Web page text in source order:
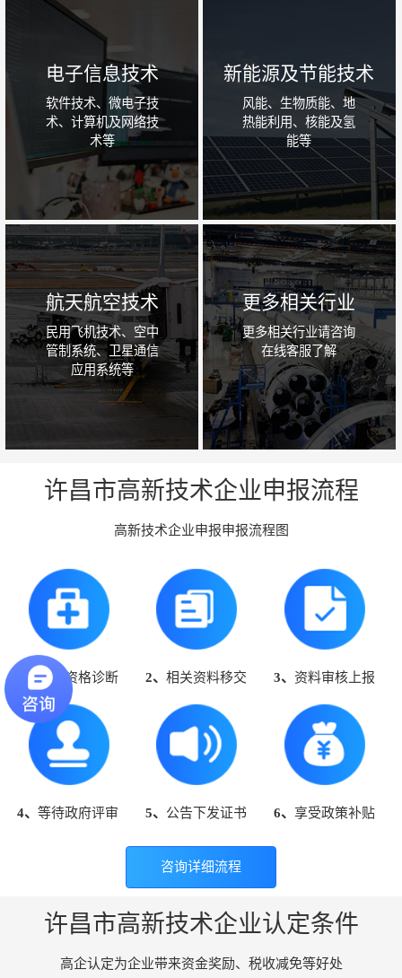
电子信息技术
软件技术、微电子技
术、计算机及网络技
术等
新能源及节能技术
风能、生物质能、地
热能利用、核能及氢
能等
航天航空技术
民用飞机技术、空中
管制系统、卫星通信
应用系统等
更多相关行业
更多相关行业请咨询
在线客服了解
许昌市高新技术企业申报流程
高新技术企业申报申报流程图
1、高企资格诊断 2、 相关资料移交 3、 资料审核上报
4、等待政府评审 5、 公告下发证书 6、 享受政策补贴
咨询详细流程
许昌市高新技术企业认定条件
高企认定为企业带来资金奖励、税收减免等好处